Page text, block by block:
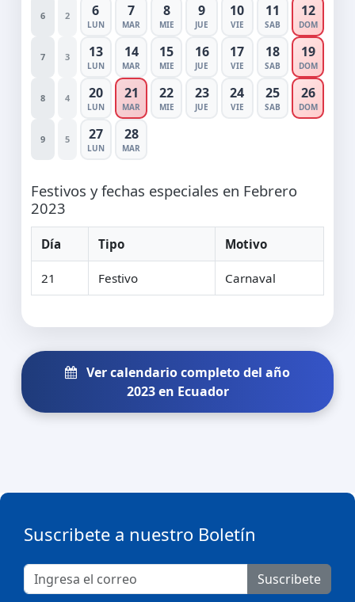
6 2 6
LUN
7
MAR
8
MIE
9
JUE
10
VIE
11
SAB
12
DOM
7 3 13
LUN
14
MAR
15
MIE
16
JUE
17
VIE
18
SAB
19
DOM
8 4 20
LUN
21
MAR
22
MIE
23
JUE
24
VIE
25
SAB
26
DOM
9 5 27
LUN
28
MAR
Festivos y fechas especiales en Febrero
2023
Día Tipo Motivo
21 Festivo Carnaval
Ver calendario completo del año
2023 en Ecuador
Suscribete a nuestro Boletín
Suscribete